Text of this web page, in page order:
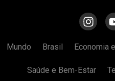
Mundo Brasil Economia
Saúde e Bem-Estar